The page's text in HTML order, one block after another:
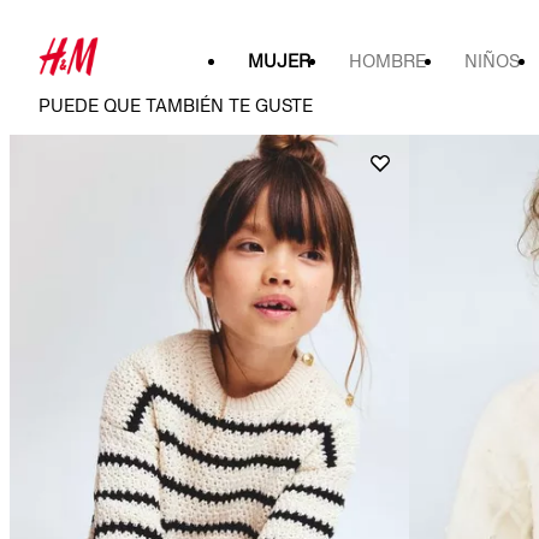
MUJER HOMBRE NIÑOS
PUEDE QUE TAMBIÉN TE GUSTE